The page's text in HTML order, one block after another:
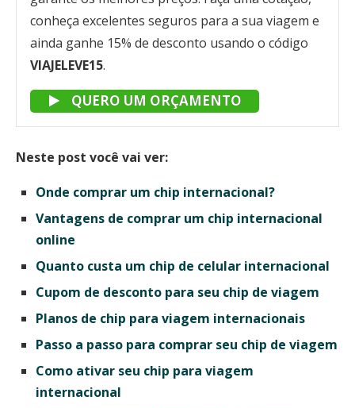
conheça excelentes seguros para a sua viagem e
ainda ganhe 15% de desconto usando o código
VIAJELEVE15.
QUERO UM ORÇAMENTO
Neste post você vai ver:
Onde comprar um chip internacional?
Vantagens de comprar um chip internacional
online
Quanto custa um chip de celular internacional
Cupom de desconto para seu chip de viagem
Planos de chip para viagem internacionais
Passo a passo para comprar seu chip de viagem
Como ativar seu chip para viagem
internacional